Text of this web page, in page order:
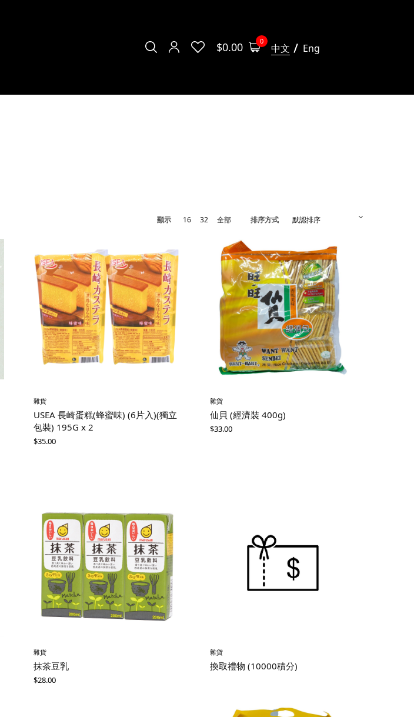
$0.00 0
中文 Eng
顯示 16 32 全部 排序方式
雜貨
USEA 長崎蛋糕(蜂蜜味) (6片入)(獨立
包裝) 195G x 2
$35.00
雜貨
仙貝 (經濟裝 400g)
$33.00
雜貨
抹茶豆乳
$28.00
雜貨
換取禮物 (10000積分)